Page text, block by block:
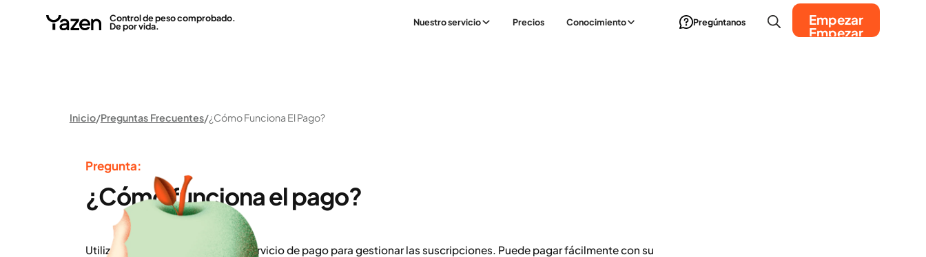
Control de peso comprobado.
De por vida. Nuestro servicio Precios Conocimiento Pregúntanos
Empezar
Empezar
Inicio Preguntas Frecuentes ¿Cómo Funciona El Pago?
Pregunta:
¿Cómo funciona el pago?
Utilizamos Stripe como nuestro servicio de pago para gestionar las suscripciones. Puede pagar fácilmente con su